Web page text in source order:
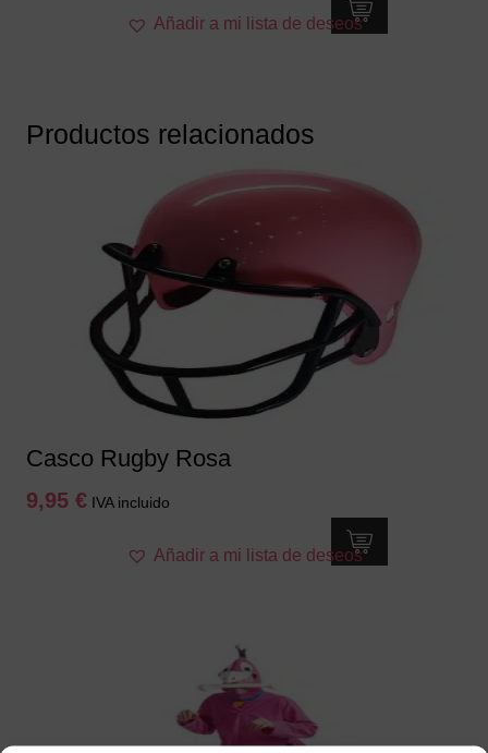
Añadir a mi lista de deseos
Productos relacionados
Casco Rugby Rosa
9,95 € IVA incluido
Añadir a mi lista de deseos